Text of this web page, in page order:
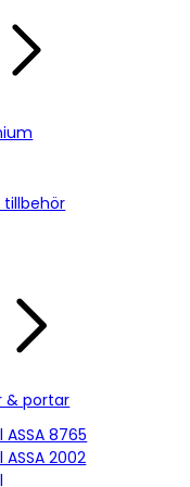
tillbehör
& portar
8765
2002